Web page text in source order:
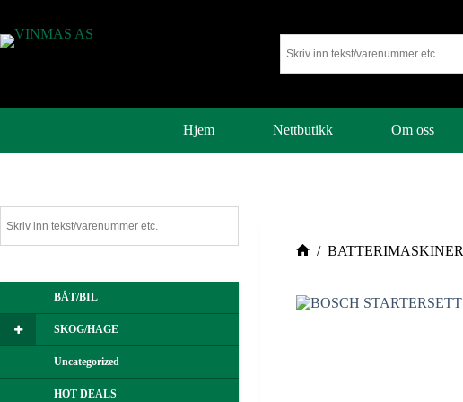
Hjem Nettbutikk Om oss
/ BATTERIMASKINER
BÅT/BIL
SKOG/HAGE
Uncategorized
HOT DEALS